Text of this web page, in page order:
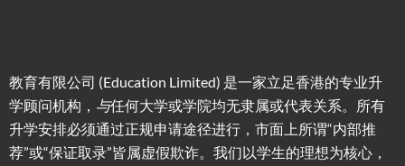
教育有限公司 (Education Limited) 是一家立足香港的专业升
学顾问机构， 与任何大学或学院均无隶属或代表关系。所有
升学安排必须通过正规申请途径进行，市面上所谓“内部推
荐”或“保证取录”皆属虚假欺诈。我们以学生的理想为核心，